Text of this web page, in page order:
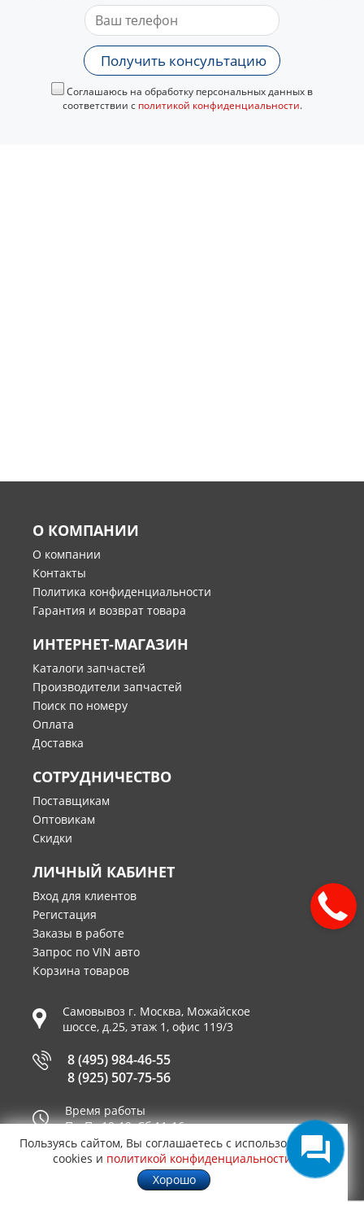
Получить консультацию
Соглашаюсь на обработку персональных данных в
соответствии с политикой конфиденциальности.
О КОМПАНИИ
О компании
Контакты
Политика конфиденциальности
Гарантия и возврат товара
ИНТЕРНЕТ-МАГАЗИН
Каталоги запчастей
Производители запчастей
Поиск по номеру
Оплата
Доставка
СОТРУДНИЧЕСТВО
Поставщикам
Оптовикам
Скидки
ЛИЧНЫЙ КАБИНЕТ
Вход для клиентов
Регистация
Заказы в работе
Запрос по VIN авто
Корзина товаров
Самовывоз г. Москва, Можайское
шоссе, д.25, этаж 1, офис 119/3
8 (495) 984-46-55
8 (925) 507-75-56
Время работы
Пн-Пт 10-19, Сб 11-16
Принимаем к оплате
Пользуясь сайтом, Вы соглашаетесь с использованием
cookies и политикой конфиденциальности
Хорошо